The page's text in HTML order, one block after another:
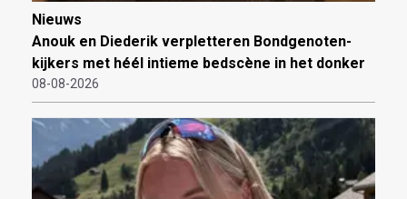
Nieuws
Anouk en Diederik verpletteren Bondgenoten-
kijkers met héél intieme bedscène in het donker
08-08-2026